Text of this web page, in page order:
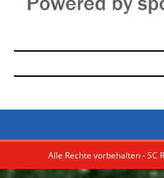
Alle Rechte vorbehalten - SC